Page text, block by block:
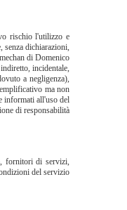
rischio l'utilizzo e
dichiarazioni,
di Domenico
incidentale,
a negligenza),
ma non
informati all'uso del
di responsabilità
fornitori di servizi,
del servizio